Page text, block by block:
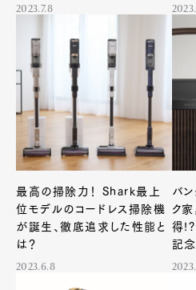
2023.7.8
最高の掃除力！ Shark最上
位モデルのコードレス掃除機
が誕生、徹底追求した性能と
は？
2023.6.8
バ
ク
得
記